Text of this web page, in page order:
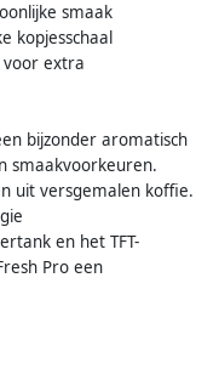
smaak
kopjesschaal
voor extra
bijzonder aromatisch
smaakvoorkeuren.
uit versgemalen koffie.
en het TFT-
Pro een